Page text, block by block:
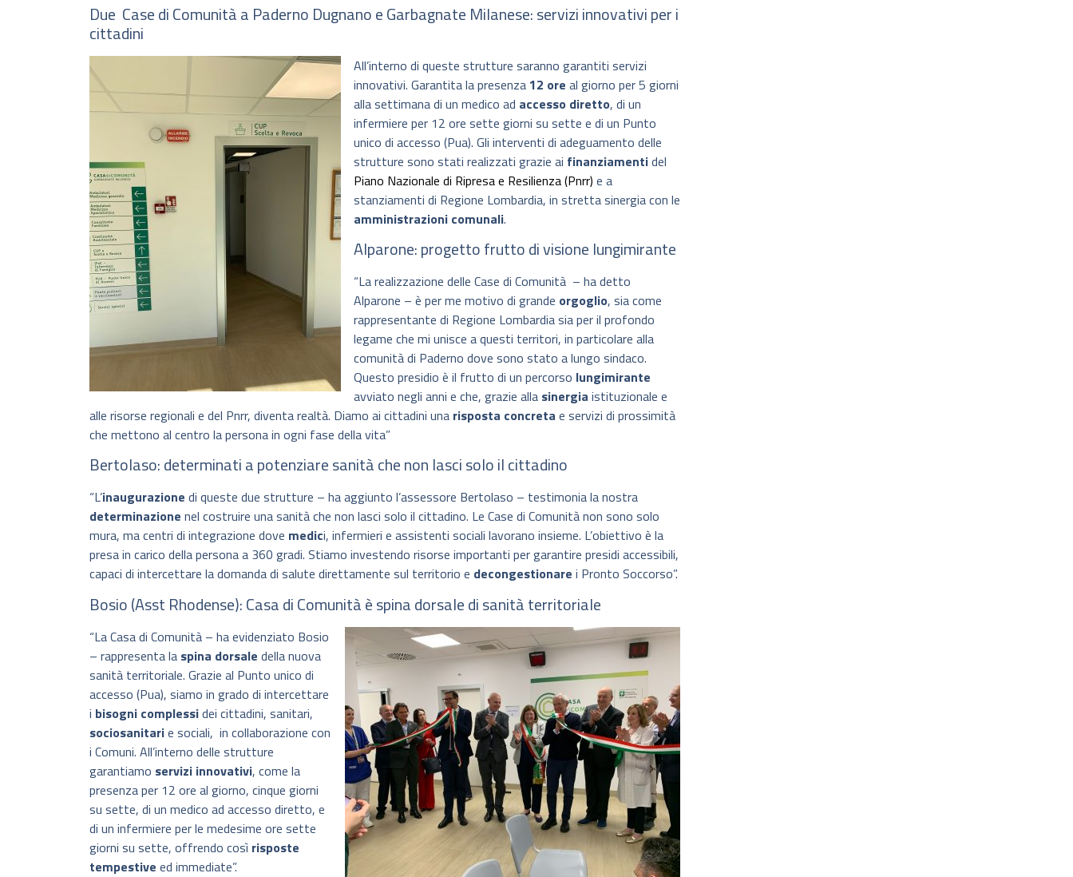
Due Case di Comunità a Paderno Dugnano e Garbagnate Milanese: servizi innovativi per i
cittadini
All’interno di queste strutture saranno garantiti servizi
innovativi. Garantita la presenza 12 ore al giorno per 5 giorni
alla settimana di un medico ad accesso diretto, di un
infermiere per 12 ore sette giorni su sette e di un Punto
unico di accesso (Pua). Gli interventi di adeguamento delle
strutture sono stati realizzati grazie ai finanziamentidel
Piano Nazionale di Ripresa e Resilienza (Pnrr) e a
stanziamenti di Regione Lombardia, in stretta sinergia con le
amministrazioni comunali.
Alparone: progetto frutto di visione lungimirante
“La realizzazione delle Case di Comunità – ha detto
Alparone – è per me motivo di grande orgoglio, sia come
rappresentante di Regione Lombardia sia per il profondo
legame che mi unisce a questi territori, in particolare alla
comunità di Paderno dove sono stato a lungo sindaco.
Questo presidio è il frutto di un percorso lungimirante
avviato negli anni e che, grazie alla sinergia istituzionale e
alle risorse regionali e del Pnrr, diventa realtà. Diamo ai cittadini una risposta concreta e servizi di prossimità
che mettono al centro la persona in ogni fase della vita”
Bertolaso: determinati a potenziare sanità che non lasci solo il cittadino
“L’inaugurazione di queste due strutture – ha aggiunto l’assessore Bertolaso – testimonia la nostra
determinazione nel costruire una sanità che non lasci solo il cittadino. Le Case di Comunità non sono solo
mura, ma centri di integrazione dove medici, infermieri e assistenti sociali lavorano insieme. L’obiettivo è la
presa in carico della persona a 360 gradi. Stiamo investendo risorse importanti per garantire presidi accessibili,
capaci di intercettare la domanda di salute direttamente sul territorio e decongestionare i Pronto Soccorso”.
Bosio (Asst Rhodense): Casa di Comunità è spina dorsale di sanità territoriale
“La Casa di Comunità – ha evidenziato Bosio
– rappresenta la spina dorsale della nuova
sanità territoriale. Grazie al Punto unico di
accesso (Pua), siamo in grado di intercettare
i bisogni complessidei cittadini, sanitari,
sociosanitarie sociali, in collaborazione con
i Comuni. All’interno delle strutture
garantiamo servizi innovativi, come la
presenza per 12 ore al giorno, cinque giorni
su sette, di un medico ad accesso diretto, e
di un infermiere per le medesime ore sette
giorni su sette, offrendo così risposte
tempestive ed immediate”.